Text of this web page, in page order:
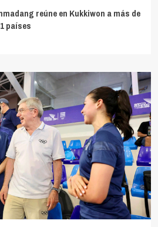
reúne en Kukkiwon a más de
países